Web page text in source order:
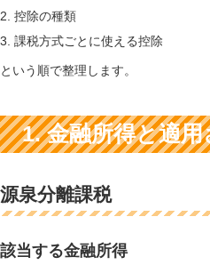
控除の種類
課税方式ごとに使える控除
という順で整理します。
1. 金融所得と適
源泉分離課税
該当する金融所得